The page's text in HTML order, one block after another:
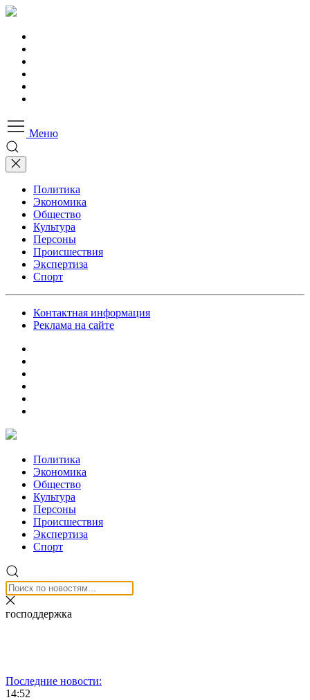
Меню
Политика
Экономика
Общество
Культура
Персоны
Происшествия
Экспертиза
Спорт
Контактная информация
Реклама на сайте
Политика
Экономика
Общество
Культура
Персоны
Происшествия
Экспертиза
Спорт
господдержка
Последние новости:
14:52